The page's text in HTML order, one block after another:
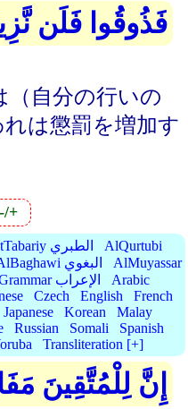
فَذُوقُوا فَلَن
自分の行いの
は懲罰を増加す
-/+
AtTabariy الطبري
AlQurtubi
AlBaghawi البغوي
AlMuyassar
Grammar الإعراب
Arabic
Czech English
French
Japanese Korean
Malay
Russian Somali
Spanish
Transliteration [+]
إِنَّ لِلْمُتَّقِينَ